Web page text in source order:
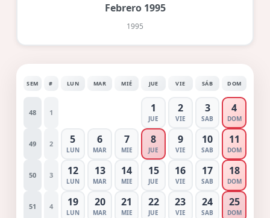
Febrero 1995
1995
SEM # LUN MAR MIÉ JUE VIE SÁB DOM
48 1 1
JUE
2
VIE
3
SAB
4
DOM
49 2 5
LUN
6
MAR
7
MIE
8
JUE
9
VIE
10
SAB
11
DOM
50 3 12
LUN
13
MAR
14
MIE
15
JUE
16
VIE
17
SAB
18
DOM
51 4 19
LUN
20
MAR
21
MIE
22
JUE
23
VIE
24
SAB
25
DOM